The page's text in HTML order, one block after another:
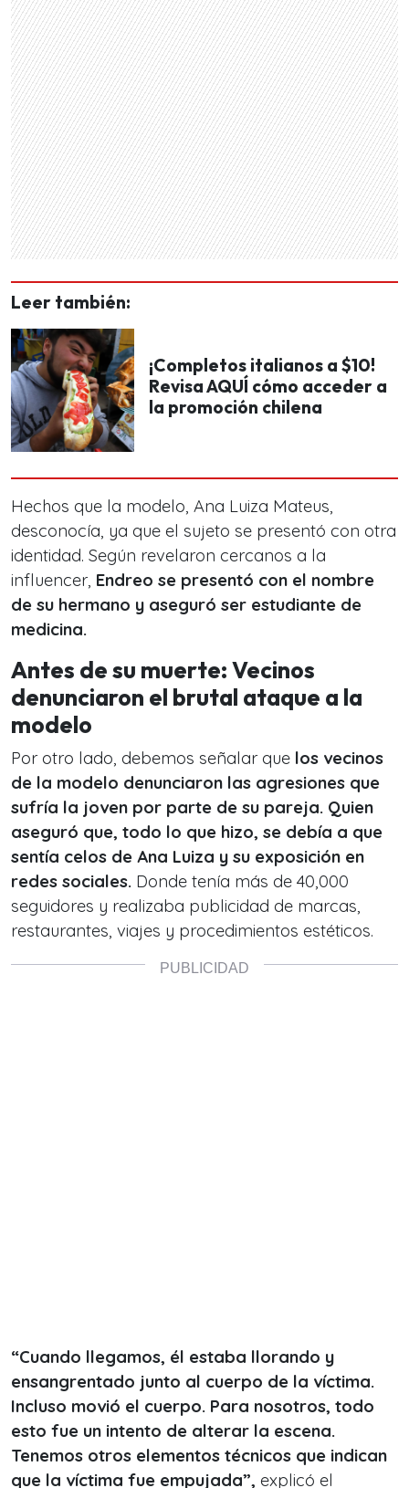
Leer también:
¡Completos italianos a $10!
Revisa AQUÍ cómo acceder a
la promoción chilena
Hechos que la modelo, Ana Luiza Mateus,
desconocía, ya que el sujeto se presentó con otra
identidad. Según revelaron cercanos a la
influencer, Endreo se presentó con el nombre
de su hermano y aseguró ser estudiante de
medicina.
Antes de su muerte: Vecinos
denunciaron el brutal ataque a la
modelo
Por otro lado, debemos señalar que los vecinos
de la modelo denunciaron las agresiones que
sufría la joven por parte de su pareja. Quien
aseguró que, todo lo que hizo, se debía a que
sentía celos de Ana Luiza y su exposición en
redes sociales. Donde tenía más de 40,000
seguidores y realizaba publicidad de marcas,
restaurantes, viajes y procedimientos estéticos.
“Cuando llegamos, él estaba llorando y
ensangrentado junto al cuerpo de la víctima.
Incluso movió el cuerpo. Para nosotros, todo
esto fue un intento de alterar la escena.
Tenemos otros elementos técnicos que indican
que la víctima fue empujada”, explicó el